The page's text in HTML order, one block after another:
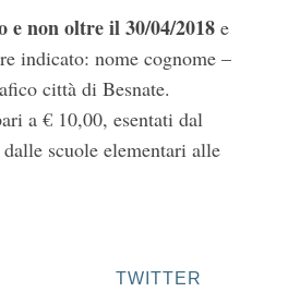
e non oltre il 30/04/2018e
indicato: nome cognome –
città di Besnate.
a € 10,00, esentati dal
scuole elementari alle
TWITTER